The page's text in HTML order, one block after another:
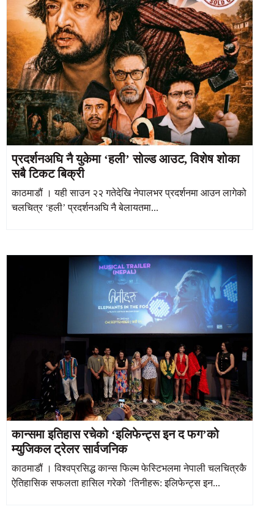
प्रदर्शनअघि नै युकेमा ‘हली’ सोल्ड आउट, विशेष शोका
सबै टिकट बिक्री
काठमाडौं । यही साउन २२ गतेदेखि नेपालभर प्रदर्शनमा आउन लागेको
चलचित्र ‘हली’ प्रदर्शनअघि नै बेलायतमा...
कान्समा इतिहास रचेको ‘इलिफेन्ट्स इन द फग’को
म्युजिकल ट्रेलर सार्वजनिक
काठमाडौं । विश्वप्रसिद्ध कान्स फिल्म फेस्टिभलमा नेपाली चलचित्रकै
ऐतिहासिक सफलता हासिल गरेको ‘तिनीहरू: इलिफेन्ट्स इन...